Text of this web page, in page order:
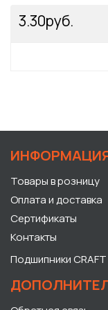
3.30руб.
Товары в розницу
Оплата и доставка
Сертификаты
Контакты
Подшипники